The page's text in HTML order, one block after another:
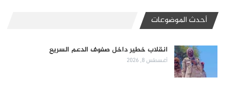
أحدث الموضوعات
انقلاب خطير داخل صفوف الدعم السريع
أغسطس 8, 2026